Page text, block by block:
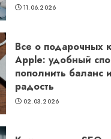
11.06.2026
Все о подарочных
Apple: удобный
пополнить баланс
радость
02.03.2026